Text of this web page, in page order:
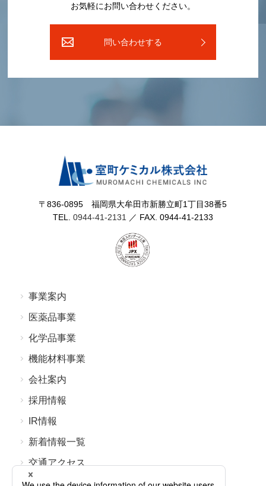
お気軽にお問い合わせください。
問い合わせする
〒836-0895 福岡県⼤牟⽥市新勝⽴町1丁⽬38番5
TEL. 0944-41-2131 ／ FAX. 0944-41-2133
事業案内
医薬品事業
化学品事業
機能材料事業
会社案内
採⽤情報
IR情報
新着情報⼀覧
交通アクセス
よくあるご質問